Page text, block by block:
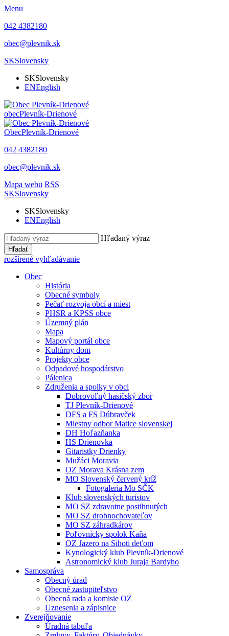
Menu
042 4382180
obec@plevnik.sk
SKSlovensky
SKSlovensky
ENEnglish
obecPlevník-Drienové
ObecPlevník-Drienové
042 4382180
obec@plevnik.sk
Mapa webu RSS
SKSlovensky
SKSlovensky
ENEnglish
Hľadaný výraz
Hľadať
rozšírené vyhľadávanie
Obec
História
Obecné symboly
Pečať rozvoja obcí a miest
PHSR a KPSS obce
Územný plán
Mapa
Mapový portál obce
Kultúrny dom
Projekty obce
Odpadové hospodárstvo
Pálenica
Združenia a spolky v obci
Dobrovoľný hasičský zbor
TJ Plevník-Drienové
DFS a FS Dúbravček
Miestny odbor Matice slovenskej
DH Hoľazňanka
HS Drienovka
Gitaristky Drienky
Mužáci Moravia
OZ Morava Krásna zem
MO Slovenský červený kríž
Fotogaleria Mo SČK
Klub slovenských turistov
MO SZ zdravotne postihnutých
MO SZ drobnochovateľov
MO SZ záhradkárov
Poľovnícky spolok Kaňa
OZ Jazero na Sihoti deťom
Kynologický klub Plevník-Drienové
Astronomický klub Juraja Bardyho
Samospráva
Obecný úrad
Obecné zastupiteľstvo
Obecná rada a komisie OZ
Uznesenia a zápisnice
Zverejňovanie
Úradná tabuľa